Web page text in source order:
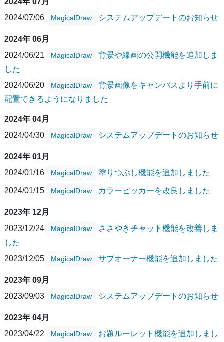
2024/07/06
MagicalDraw システムアップデートのお知らせ
2024年 06月
2024/06/21
MagicalDraw
背景や線画の公開機能を追加しま
した
2024/06/20
MagicalDraw
背景画像をキャンバスより手前に
配置できるようになりました
2024年 04月
2024/04/30
MagicalDraw システムアップデートのお知らせ
2024年 01月
2024/01/16
MagicalDraw 塗りつぶし機能を追加しました
2024/01/15 MagicalDraw カラーピッカーを改良しました
2023年 12月
2023/12/24
MagicalDraw
ささやきチャット機能を改善しま
した
2023/12/05
MagicalDraw サブオーナー機能を追加しました
2023年 09月
2023/09/03
MagicalDraw システムアップデートのお知らせ
2023年 04月
2023/04/22
MagicalDraw
お題ルーレット機能を追加しまし